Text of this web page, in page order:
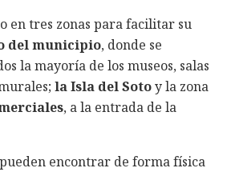
en tres zonas para facilitar su
del municipio, donde se
la mayoría de los museos, salas
la Isla del Sotoy la zona
, a la entrada de la
encontrar de forma física